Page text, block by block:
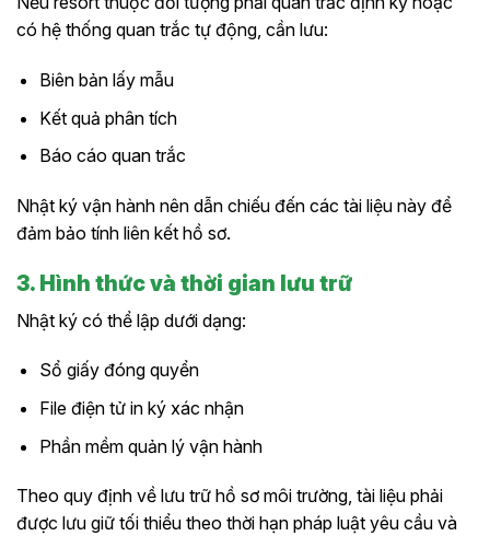
có hệ thống quan trắc tự động, cần lưu:
Biên bản lấy mẫu
Kết quả phân tích
Báo cáo quan trắc
Nhật ký vận hành nên dẫn chiếu đến các tài liệu này để
đảm bảo tính liên kết hồ sơ.
3. Hình thức và thời gian lưu trữ
Nhật ký có thể lập dưới dạng:
Sổ giấy đóng quyển
File điện tử in ký xác nhận
Phần mềm quản lý vận hành
Theo quy định về lưu trữ hồ sơ môi trường, tài liệu phải
được lưu giữ tối thiểu theo thời hạn pháp luật yêu cầu và